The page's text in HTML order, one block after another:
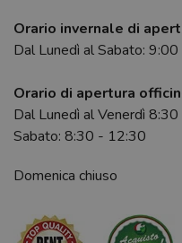
Orario invernale di
Dal Lunedì al Sabato:
Orario di apertura
Dal Lunedì al Venerdì
Sabato: 8:30 - 12:30
Domenica chiuso